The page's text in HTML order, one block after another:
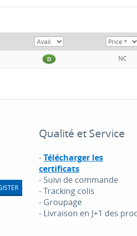
D NC
Qualité et Service
-Télécharger les
certificats
- Suivi de commande
- Tracking colis
- Groupage
- Livraison en J+1 des